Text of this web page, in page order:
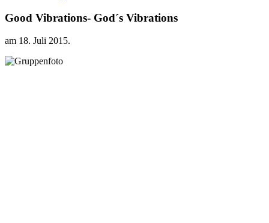
Good Vibrations- God´s Vibrations
am 18. Juli 2015.